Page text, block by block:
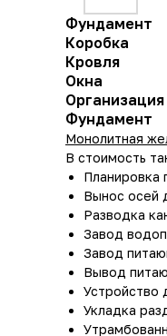
Фундамент
Коробка
Кровля
Окна
Фундамент
Монолитная
В стоимость
Планировка
Вынос осей
Разводка
Завод
Завод
Вывод
Устройство
Укладка